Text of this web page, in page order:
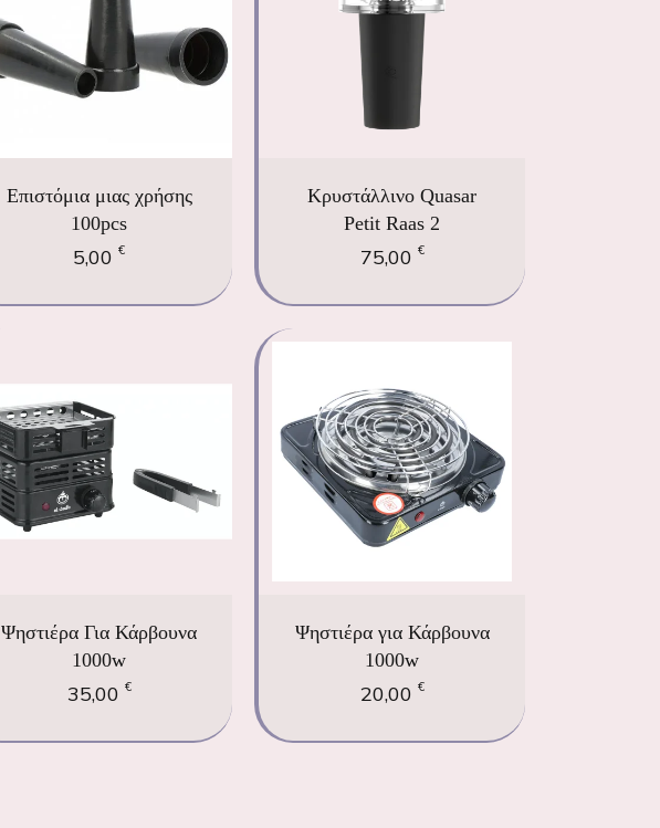
Επιστόμια μιας χρήσης
100pcs
5,00€
Κρυστάλλινο Quasar
Petit Raas 2
75,00 €
Ψηστιέρα Για Κάρβουνα
1000w
35,00 €
Ψηστιέρα για Κάρβουνα
1000w
20,00 €